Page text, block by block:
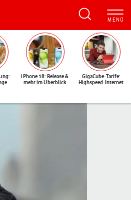
iPhone 18: Release &
mehr im Überblick
GigaCube-Tarife:
Highspeed-Internet